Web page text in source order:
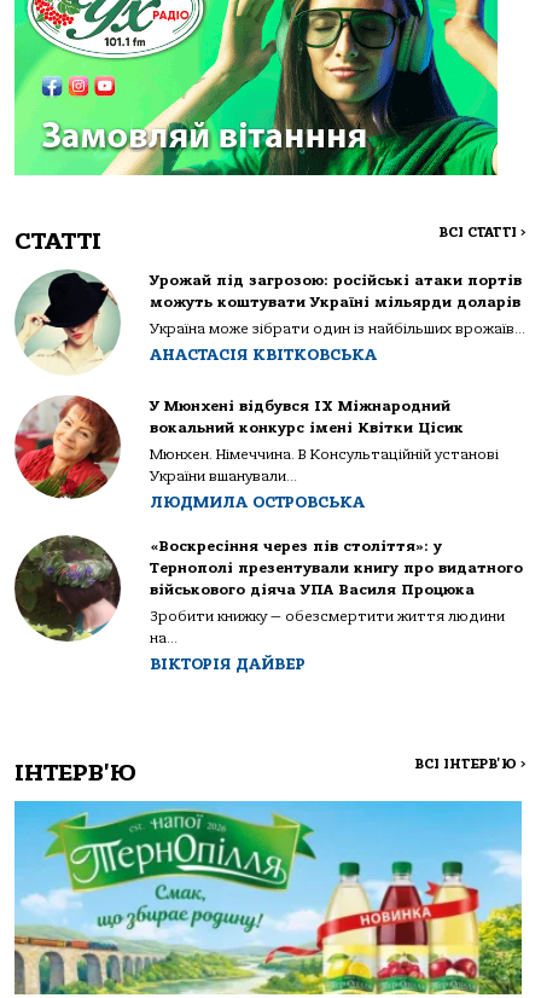
СТАТТІ ВСІ СТАТТІ >
Урожай під загрозою: російські атаки портів
можуть коштувати Україні мільярди доларів
Україна може зібрати один із найбільших врожаїв...
АНАСТАСІЯ КВІТКОВСЬКА
У Мюнхені відбувся IX Міжнародний
вокальний конкурс імені Квітки Цісик
Мюнхен. Німеччина. В Консультаційній установі
України вшанували...
ЛЮДМИЛА ОСТРОВСЬКА
«Воскресіння через пів століття»: у
Тернополі презентували книгу про видатного
військового діяча УПА Василя Процюка
Зробити книжку — обезсмертити життя людини
на...
ВІКТОРІЯ ДАЙВЕР
ІНТЕРВ'Ю ВСІ ІНТЕРВ'Ю >